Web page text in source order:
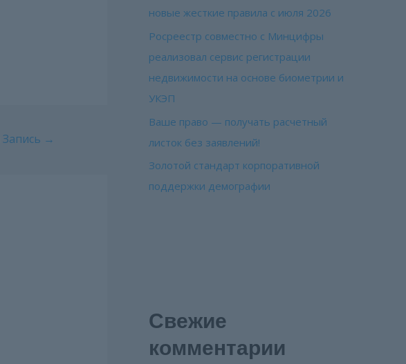
→
новые жесткие правила с июля 2026
Росреестр совместно с Минцифры
реализовал сервис регистрации
недвижимости на основе биометрии и
УКЭП
Ваше право — получать расчетный
листок без заявлений!
Золотой стандарт корпоративной
поддержки демографии
Свежие
комментарии